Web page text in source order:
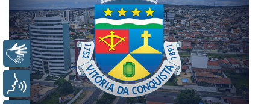
Libras
Voz